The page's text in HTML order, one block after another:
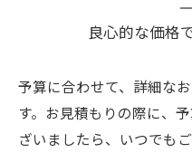
良心的な価格
予算に合わせて、詳細な
す。お見積もりの際に、
ざいましたら、いつでも